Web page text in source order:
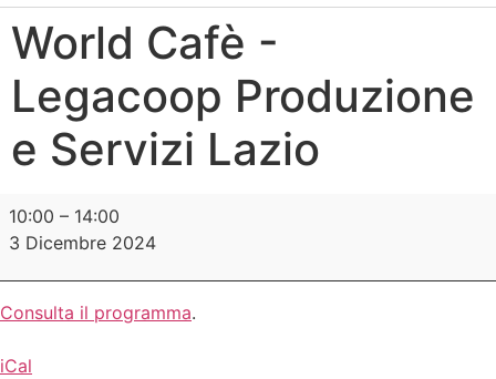
World Cafè -
Legacoop Produzione
e Servizi Lazio
10:00 – 14:00
3 Dicembre 2024
Consulta il programma.
iCal